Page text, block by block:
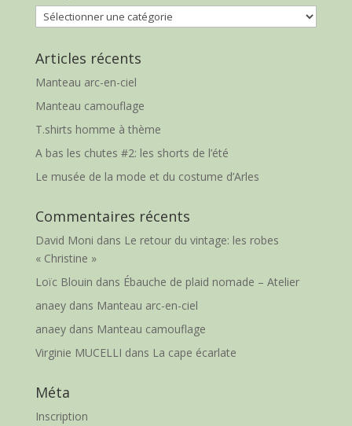
Catégories
Articles récents
Manteau arc-en-ciel
Manteau camouflage
T.shirts homme à thème
A bas les chutes #2: les shorts de l’été
Le musée de la mode et du costume d’Arles
Commentaires récents
David Moni dans Le retour du vintage: les robes
« Christine »
Loïc Blouin dans Ébauche de plaid nomade – Atelier
anaeydans Manteau arc-en-ciel
anaeydans Manteau camouflage
Virginie MUCELLI dans La cape écarlate
Méta
Inscription